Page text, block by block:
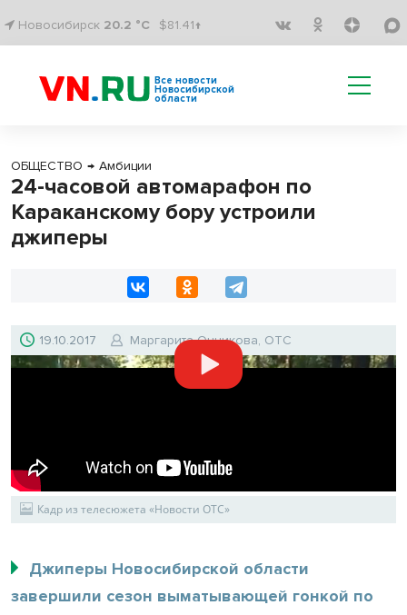
Новосибирск 20.2 °C $81.41↑
Все новости
Новосибирской
области
ОБЩЕСТВО → Амбиции
24-часовой автомарафон по
Караканскому бору устроили
джиперы
19.10.2017 Маргарита Онникова, ОТС
Кадр из телесюжета «Новости ОТС»
Джиперы Новосибирской области
завершили сезон выматывающей гонкой по